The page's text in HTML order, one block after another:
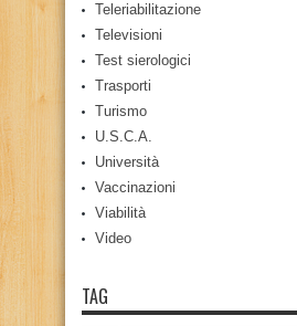
Teleriabilitazione
Televisioni
Test sierologici
Trasporti
Turismo
U.S.C.A.
Università
Vaccinazioni
Viabilità
Video
TAG